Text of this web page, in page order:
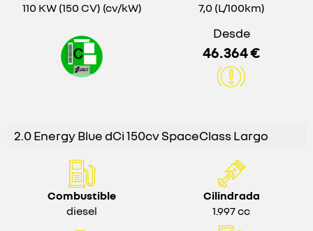
110 KW (150 CV) (cv/kW)
7,0 (L/100km)
Desde
46.364 €
2.0 Energy Blue dCi 150cv SpaceClass Largo
Combustible
diesel
Cilindrada
1.997 cc